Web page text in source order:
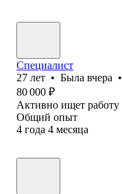
Специалист
27 лет • Была вчера •
80 000 ₽
Активно ищет работу
Общий опыт
4 года 4 месяца